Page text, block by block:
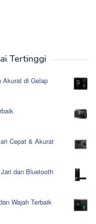
Tertinggi
Akurat di Gelap
Cepat & Akurat
dan Bluetooth
Wajah Terbaik